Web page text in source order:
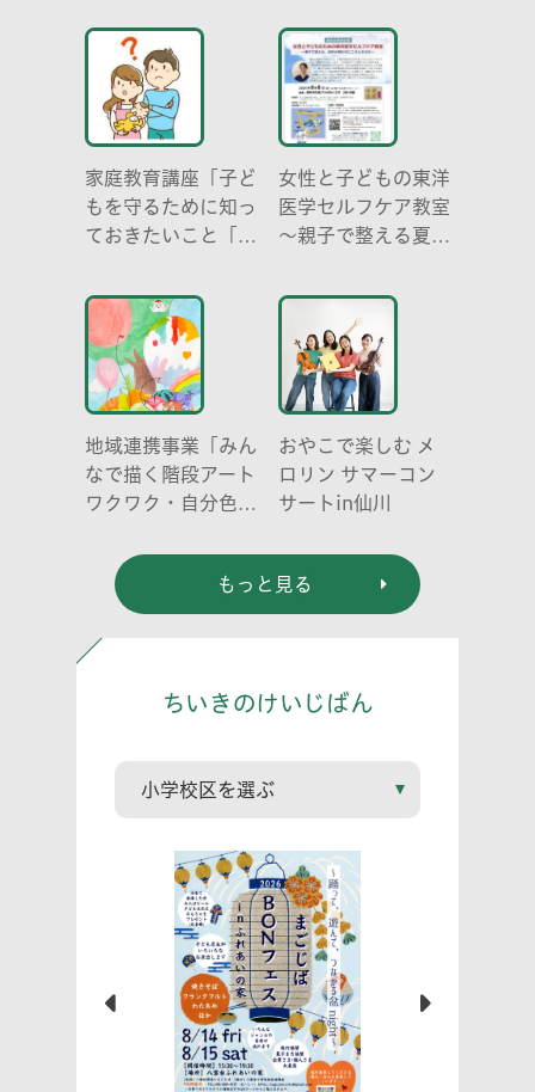
成り立ち、生態系に
おける役割」
家庭教育講座「子ど
もを守るために知っ
ておきたいこと「プ
どう伝える? (幼児
編)」
女性と子どもの東洋
医学セルフケア教室
～親子で整える夏休
らだ～
地域連携事業「みん
なで描く階段アート
ワクワク・自分色の
おやこで楽しむ メ
ロリン サマーコン
サートin仙川
もっと見る
ちいきのけいじばん